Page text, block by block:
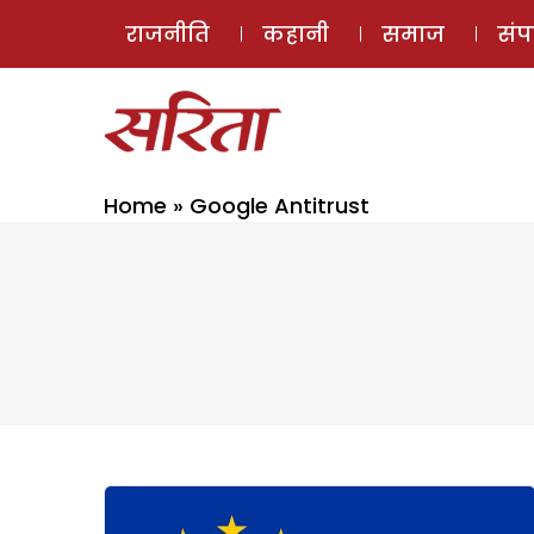
राजनीति कहानी समाज
Home » Google Antitrust